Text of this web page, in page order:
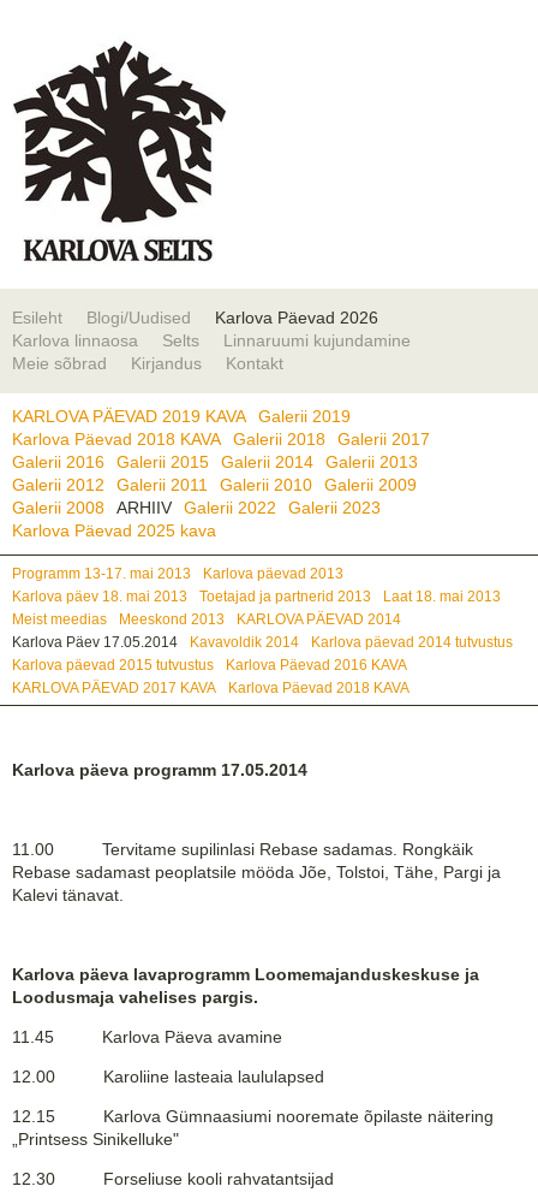
Esileht Blogi/Uudised
Karlova Päevad 2026
Karlova linnaosa
Selts
Linnaruumi kujundamine
Meie sõbrad
Kirjandus Kontakt
KARLOVA PÄEVAD 2019 KAVA
Galerii 2019
Karlova Päevad 2018 KAVA
Galerii 2018
Galerii 2017
Galerii 2016
Galerii 2015 Galerii 2014
Galerii 2013
Galerii 2012
Galerii 2011 Galerii 2010
Galerii 2009
Galerii 2008
ARHIIV Galerii 2022
Galerii 2023
Karlova Päevad 2025 kava
Programm 13-17. mai 2013
Karlova päevad 2013
Karlova päev 18. mai 2013
Toetajad ja partnerid 2013
Laat 18. mai 2013
Meist meedias
Meeskond 2013
KARLOVA PÄEVAD 2014
Karlova Päev 17.05.2014
Kavavoldik 2014
Karlova päevad 2014 tutvustus
Karlova päevad 2015 tutvustus
Karlova Päevad 2016 KAVA
KARLOVA PÄEVAD 2017 KAVA
Karlova Päevad 2018 KAVA
Karlova päeva programm 17.05.2014
11.00 Tervitame supilinlasi Rebase sadamas. Rongkäik
Rebase sadamast peoplatsile mööda Jõe, Tolstoi, Tähe, Pargi ja
Kalevi tänavat.
Karlova päeva lavaprogramm Loomemajanduskeskuse ja
Loodusmaja vahelises pargis.
11.45 Karlova Päeva avamine
12.00 Karoliine lasteaia laululapsed
12.15 Karlova Gümnaasiumi nooremate õpilaste näitering
„Printsess Sinikelluke"
12.30 Forseliuse kooli rahvatantsijad